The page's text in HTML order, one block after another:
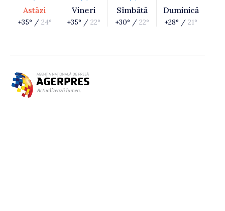
Astăzi
+35° / 24°
Vineri
+35° / 22°
Sîmbătă
+30° / 22°
Duminică
+28° / 21°